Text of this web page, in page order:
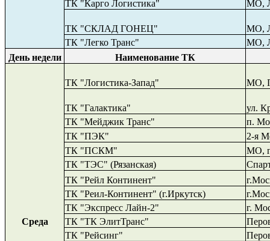
ТК "Карго Логистика" МО,
ТК "СКЛАД ГОНЕЦ" МО,
ТК "Легко Транс"
МО,
День недели
Наименование ТК
Среда
ТК "Логистика-Запад" МО,
ТК "Галактика" ул.
ТК "Мейджик Транс"
п.
ТК "ПЭК"
2-я
ТК "ПСКМ"
МО,
ТК "ТЭС" (Рязанская)
ТК "Рейл Континент"
ТК "Реил-Континент" (г.Иркутск)
ТК "Экспресс Лайн-2"
г.
ТК "ТК ЭлитТранс"
ТК "Рейсинг"